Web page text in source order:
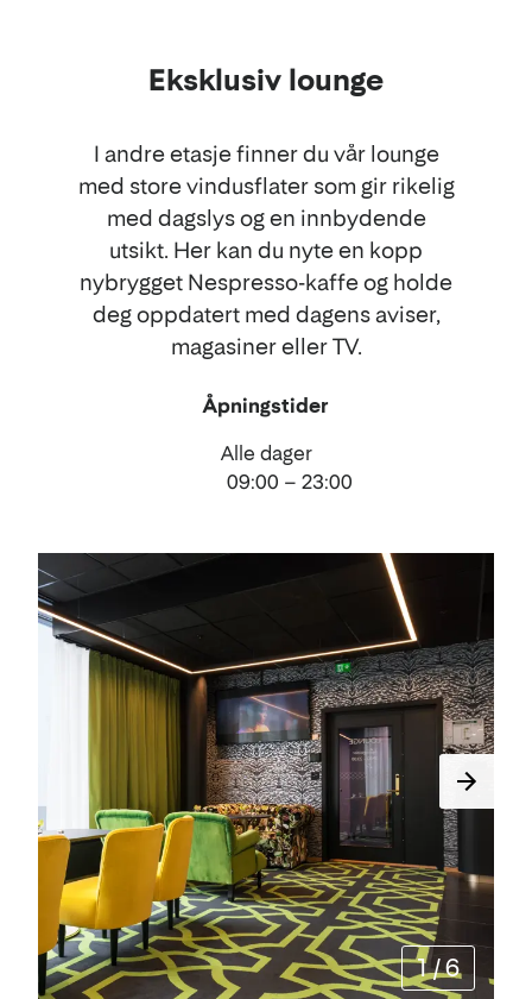
Eksklusiv lounge
I andre etasje finner du vår lounge
med store vindusflater som gir rikelig
med dagslys og en innbydende
utsikt. Her kan du nyte en kopp
nybrygget Nespresso-kaffe og holde
deg oppdatert med dagens aviser,
magasiner eller TV.
Åpningstider
Alle dager
09:00 – 23:00
1 /6